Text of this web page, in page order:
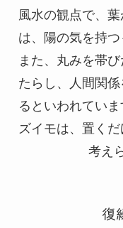
風水の観点で、
は、陽の気を持つ
また、丸みを帯
たらし、人間関
るといわれてい
ズイモは、置く
考え
復